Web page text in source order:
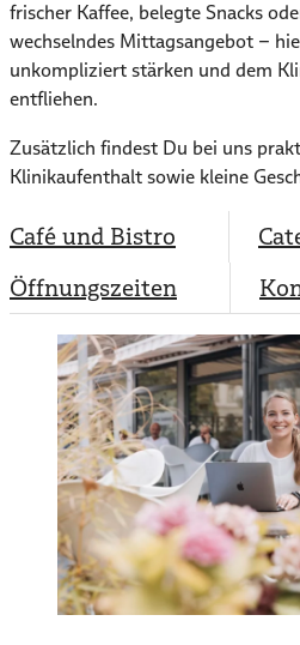
frischer Kaffee, belegte Snacks
wechselndes Mittagsangebot –
unkompliziert stärken und dem
entfliehen.
Zusätzlich findest Du bei uns
Klinikaufenthalt sowie kleine
Café und Bistro
Öffnungszeiten